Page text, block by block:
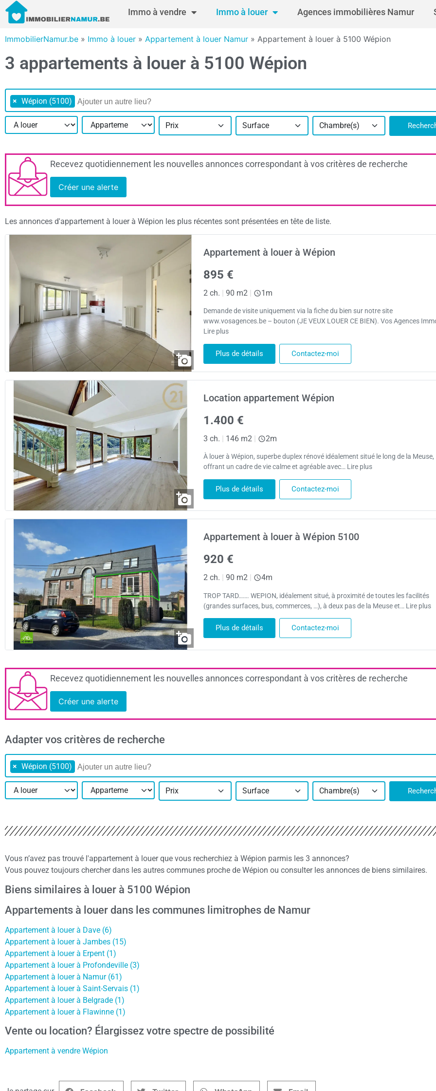
Immo à vendre Immo à louer Agences immobilières Namur
ImmobilierNamur.be » Immo à louer » Appartement à louer Namur » Appartement à louer à 5100 Wépion
3 appartements à louer à 5100 Wépion
× Wépion (5100)
Prix Surface Chambre(s)
Recevez quotidiennement les nouvelles annonces correspondant à vos critères de recherche
Créer une alerte
Les annonces d'appartement à louer à Wépion les plus récentes sont présentées en tête de liste.
Appartement à louer à Wépion
895 €
2 ch. | 90 m2 | 1m
Demande de visite uniquement via la fiche du bien sur notre site
www.vosagences.be – bouton (JE VEUX LOUER CE BIEN). Vos Agences
Lire plus
Plus de détails Contactez-moi
Location appartement Wépion
1.400 €
3 ch. | 146 m2 | 2m
À louer à Wépion, superbe duplex rénové idéalement situé le long de la Meuse,
offrant un cadre de vie calme et agréable avec… Lire plus
Plus de détails Contactez-moi
Appartement à louer à Wépion 5100
920 €
2 ch. 90 m2 4m
TROP TARD……. WEPION, idéalement situé, à proximité de toutes les facilités
(grandes surfaces, bus, commerces, …), à deux pas de la Meuse et… Lire plus
Plus de détails Contactez-moi
Recevez quotidiennement les nouvelles annonces correspondant à vos critères de recherche
Créer une alerte
Adapter vos critères de recherche
× Wépion (5100)
Prix Surface Chambre(s)
Vous n’avez pas trouvé l'appartement à louer que vous recherchiez à Wépion parmis les 3 annonces?
Vous pouvez toujours chercher dans les autres communes proche de Wépion ou consulter les annonces de biens similaires.
Biens similaires à louer à 5100 Wépion
Appartements à louer dans les communes limitrophes de Namur
Appartement à louer à Dave (6)
Appartement à louer à Jambes (15)
Appartement à louer à Erpent (1)
Appartement à louer à Profondeville (3)
Appartement à louer à Namur (61)
Appartement à louer à Saint-Servais (1)
Appartement à louer à Belgrade (1)
Appartement à louer à Flawinne (1)
Vente ou location? Élargissez votre spectre de possibilité
Appartement à vendre Wépion